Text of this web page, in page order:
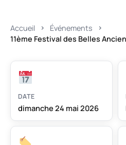
Accueil
Événements
11ème Festival des Belles
DATE
dimanche 24 mai 2026